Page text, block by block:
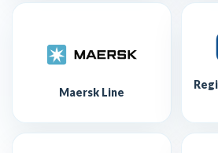
Maersk Line